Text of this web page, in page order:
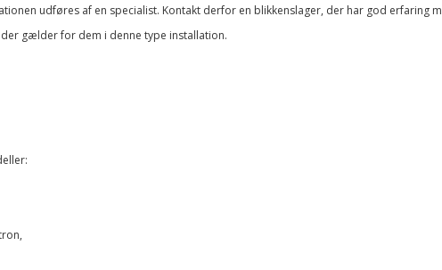
udføres af en specialist. Kontakt derfor en blikkenslager, der har god erfaring
gælder for dem i denne type installation.